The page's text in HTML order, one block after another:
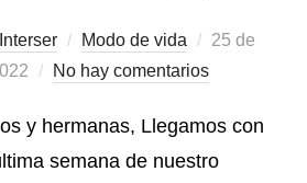
Modo de vida
25 de
No hay comentarios
y hermanas, Llegamos con
semana de nuestro